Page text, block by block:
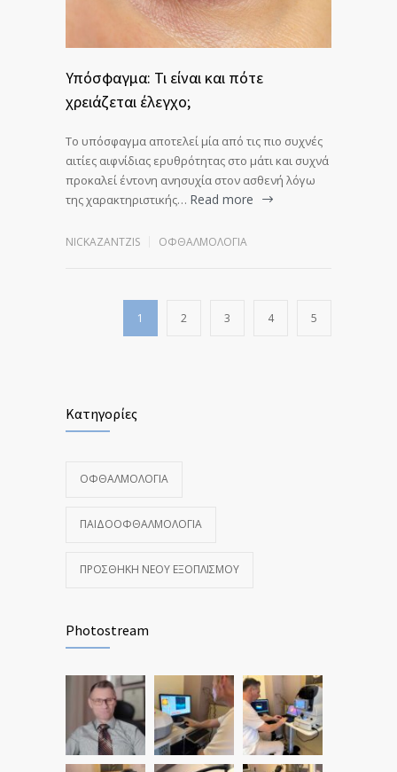
Υπόσφαγμα: Τι είναι και πότε
χρειάζεται έλεγχο;
Το υπόσφαγμα αποτελεί μία από τις πιο συχνές
αιτίες αιφνίδιας ερυθρότητας στο μάτι και συχνά
προκαλεί έντονη ανησυχία στον ασθενή λόγω
της χαρακτηριστικής… Read more
NICKAZANTZIS ΟΦΘΑΛΜΟΛΟΓΊΑ
1 2 3 4 5
Κατηγορίες
ΟΦΘΑΛΜΟΛΟΓΊΑ
ΠΑΙΔΟΟΦΘΑΛΜΟΛΟΓΊΑ
ΠΡΟΣΘΉΚΗ ΝΈΟΥ ΕΞΟΠΛΙΣΜΟΎ
Photostream